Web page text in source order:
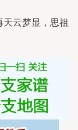
云梦显，思祖